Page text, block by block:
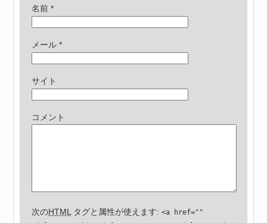
名前*
メール*
サイト
コメント
次のHTMLタグと属性が使えます:<a href=""